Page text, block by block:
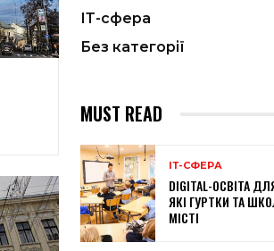
ІТ-сфера
Без категорії
MUST READ
ІТ-СФЕРА
DIGITAL-ОСВІТА
ЯКІ ГУРТКИ ТА
МІСТІ